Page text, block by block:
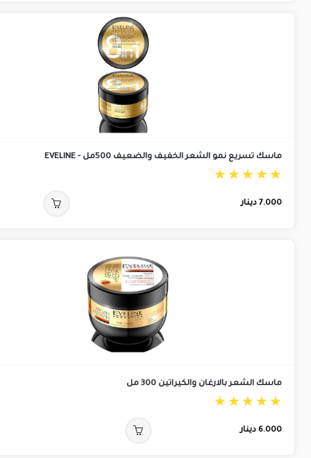
ماسك تسريع نمو الشعر الخفيف والضعيف 500مل - EVELINE
7.000 دينار
ماسك الشعر بالارغان والكيراتين 300 مل
6.000 دينار